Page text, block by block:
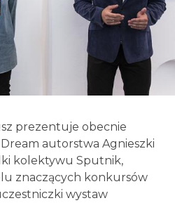
prezentuje obecnie
autorstwa Agnieszki
kolektywu Sputnik,
znaczących konkursów
wystaw